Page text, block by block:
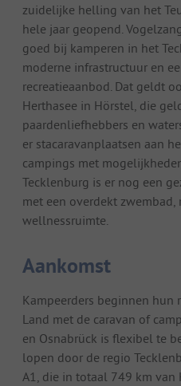
zuidelijke helling van het
hele jaar geopend.
goed bij kamperen in het
moderne infrastructuur en
recreatieaanbod. Dat geldt
Herthasee in Hörstel, die
paardenliefhebbers en
er stacaravanplaatsen aan
campings met
Tecklenburg is er nog een
met een overdekt
wellnessruimte.
Aankomst
Kampeerders beginnen hun
Land met de caravan of
en Osnabrück is flexibel te
lopen door de regio
A1, die in totaal 749 km van